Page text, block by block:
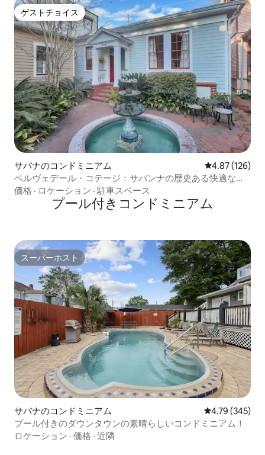
ゲストチョイス
ゲストチョイス
サバナのコンドミニアム レビュー126
4.87 (126)
ベルヴェデール・コテージ：サバンナの歴史ある快適な隠
れ家
価格 · ロケーション ·駐車スペース
プール付きコンドミニアム
スーパーホスト
スーパーホスト
サバナのコンドミニアム レビュー345
4.79 (345)
プール付きのダウンタウンの素晴らしいコンドミニアム！
ロケーション · 価格 · 近隣